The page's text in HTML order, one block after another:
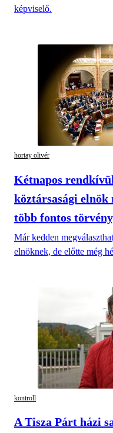
képviselő.
hortay olivér
Kétnapos
köztársasági elnök
több fontos
Már kedden
elnöknek, de előtte még
kontroll
A Tisza Párt házi